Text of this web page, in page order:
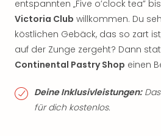
entspannten „Five o’clock tea”
Victoria Club willkommen. Du
köstlichen Gebäck, das so zart
auf der Zunge zergeht? Dann
Continental Pastry Shop einen
Deine Inklusivleistungen:
für dich kostenlos.